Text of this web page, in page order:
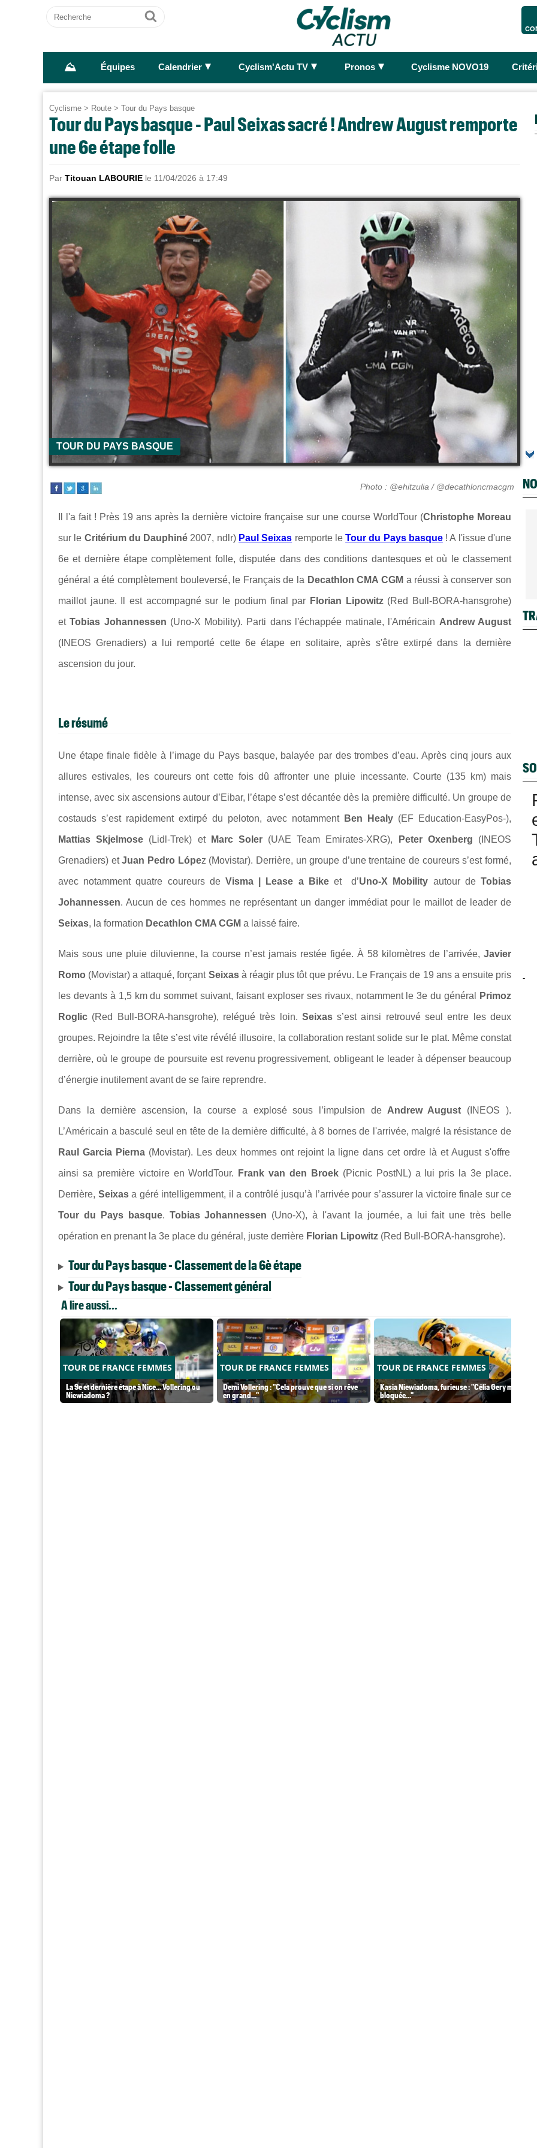
Recherche
Ok
⛰ Équipes Calendrier ► Cyclism'Actu TV ► Pronos ► Cyclisme NOVO19
Cyclisme > Route > Tour du Pays basque
Tour du Pays basque - Paul Seixas sacré ! Andrew August remporte
une 6e étape folle
Par Titouan LABOURIE le 11/04/2026 à 17:49
TOUR DU PAYS BASQUE
Photo : @ehitzulia / @decathloncmacgm
Il l'a fait ! Près 19 ans après la dernière victoire française sur une course WorldTour (Christophe Moreau
sur le Critérium du Dauphiné 2007, ndlr) Paul Seixas remporte leTour du Pays basque! A l'issue d'une
6e et dernière étape complètement folle, disputée dans des conditions dantesques et où le classement
général a été complètement bouleversé, le Français de la Decathlon CMA CGM a réussi à conserver son
maillot jaune. Il est accompagné sur le podium final par Florian Lipowitz(Red Bull-BORA-hansgrohe)
etTobias Johannessen (Uno-X Mobility). Parti dans l'échappée matinale, l'Américain Andrew August
(INEOS Grenadiers) a lui remporté cette 6e étape en solitaire, après s'être extirpé dans la dernière
ascension du jour.
Le résumé
Une étape finale fidèle à l’image du Pays basque, balayée par des trombes d’eau. Après cinq jours aux
allures estivales, les coureurs ont cette fois dû affronter une pluie incessante. Courte (135 km) mais
intense, avec six ascensions autour d’Eibar, l’étape s’est décantée dès la première difficulté. Un groupe de
costauds s’est rapidement extirpé du peloton, avec notammentBen Healy (EF Education-EasyPos-),
Mattias Skjelmose (Lidl-Trek) etMarc Soler(UAE Team Emirates-XRG), Peter Oxenberg (INEOS
Grenadiers) etJuan Pedro López (Movistar). Derrière, un groupe d’une trentaine de coureurs s’est formé,
avec notamment quatre coureurs deVisma | Lease a Bike et d’Uno-X Mobility autour de Tobias
Johannessen. Aucun de ces hommes ne représentant un danger immédiat pour le maillot de leader de
Seixas, la formation Decathlon CMA CGM a laissé faire.
Mais sous une pluie diluvienne, la course n’est jamais restée figée. À 58 kilomètres de l’arrivée, Javier
Romo (Movistar) a attaqué, forçant Seixas à réagir plus tôt que prévu. Le Français de 19 ans a ensuite pris
les devants à 1,5 km du sommet suivant, faisant exploser ses rivaux, notamment le 3e du général Primoz
Roglic (Red Bull-BORA-hansgrohe), relégué très loin. Seixass’est ainsi retrouvé seul entre les deux
groupes. Rejoindre la tête s’est vite révélé illusoire, la collaboration restant solide sur le plat. Même constat
derrière, où le groupe de poursuite est revenu progressivement, obligeant le leader à dépenser beaucoup
d’énergie inutilement avant de se faire reprendre.
Dans la dernière ascension, la course a explosé sous l’impulsion deAndrew August (INEOS ).
L’Américain a basculé seul en tête de la dernière difficulté, à 8 bornes de l'arrivée, malgré la résistance de
Raul Garcia Pierna(Movistar). Les deux hommes ont rejoint la ligne dans cet ordre là et August s'offre
ainsi sa première victoire en WorldTour. Frank van den Broek(Picnic PostNL) a lui pris la 3e place.
Derrière, Seixasa géré intelligemment, il a contrôlé jusqu’à l’arrivée pour s’assurer la victoire finale sur ce
Tour du Pays basque. Tobias Johannessen (Uno-X), à l'avant la journée, a lui fait une très belle
opération en prenant la 3e place du général, juste derrière Florian Lipowitz (Red Bull-BORA-hansgrohe).
Tour du Pays basque - Classement de la 6è étape
Tour du Pays basque - Classement général
A lire aussi...
TOUR DE FRANCE FEMMES
La 9e et dernière étape à Nice... Vollering ou
Niewiadoma ?
TOUR DE FRANCE FEMMES
Demi Vollering : "Cela prouve que si on rêve
en grand..."
TOUR DE FRANCE FEMMES
Kasia Niewiadoma, furieuse : "Célia Gery m'a
bloquée..."
-